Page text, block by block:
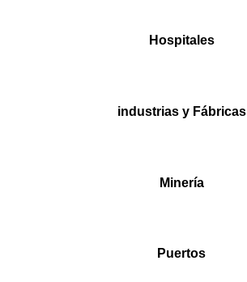
Hospitales
industrias y Fábricas
Minería
Puertos